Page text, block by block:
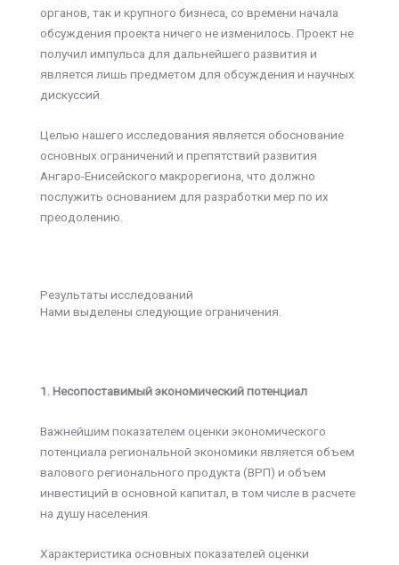
органов, так и крупного бизнеса, со времени начала
обсуждения проекта ничего не изменилось. Проект не
получил импульса для дальнейшего развития и
является лишь предметом для обсуждения и научных
дискуссий.
Целью нашего исследования является обоснование
основных ограничений и препятствий развития
Ангаро-Енисейского макрорегиона, что должно
послужить основанием для разработки мер по их
преодолению.
Результаты исследований
Нами выделены следующие ограничения.
1. Несопоставимый экономический потенциал
Важнейшим показателем оценки экономического
потенциала региональной экономики является объем
валового регионального продукта (ВРП) и объем
инвестиций в основной капитал, в том числе в расчете
на душу населения.
Характеристика основных показателей оценки